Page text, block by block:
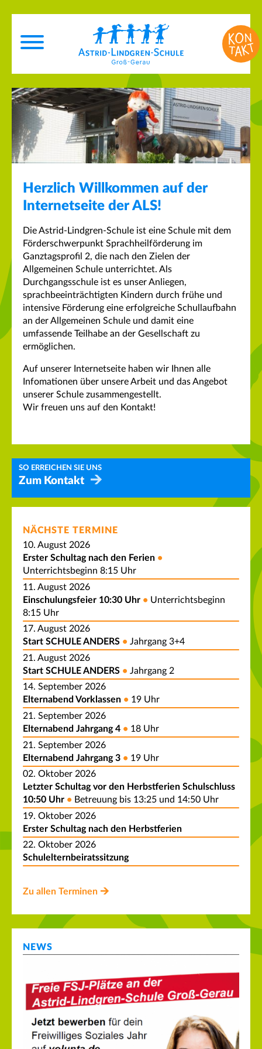
Herzlich Willkommen auf der
Internetseite der ALS!
Die Astrid-Lindgren-Schule ist eine Schule mit dem
Förderschwerpunkt Sprachheilförderung im
Ganztagsprofil 2, die nach den Zielen der
Allgemeinen Schule unterrichtet. Als
Durchgangsschule ist es unser Anliegen,
sprachbeeinträchtigten Kindern durch frühe und
intensive Förderung eine erfolgreiche Schullaufbahn
an der Allgemeinen Schule und damit eine
umfassende Teilhabe an der Gesellschaft zu
ermöglichen.
Auf unserer Internetseite haben wir Ihnen alle
Infomationen über unsere Arbeit und das Angebot
unserer Schule zusammengestellt.
Wir freuen uns auf den Kontakt!
SO ERREICHEN SIE UNS
Zum Kontakt
NÄCHSTE TERMINE
10. August 2026
Erster Schultag nach den Ferien
Unterrichtsbeginn 8:15 Uhr
11. August 2026
Einschulungsfeier 10:30 Uhr
Unterrichtsbeginn
8:15 Uhr
17. August 2026
Start SCHULE ANDERS
Jahrgang 3+4
21. August 2026
Start SCHULE ANDERS
Jahrgang 2
14. September 2026
Elternabend Vorklassen
19 Uhr
21. September 2026
Elternabend Jahrgang 4
18 Uhr
21. September 2026
Elternabend Jahrgang 3
19 Uhr
02. Oktober 2026
Letzter Schultag vor den Herbstferien Schulschluss
10:50 Uhr
Betreuung bis 13:25 und 14:50 Uhr
19. Oktober 2026
Erster Schultag nach den Herbstferien
22. Oktober 2026
Schulelternbeiratssitzung
Zu allen Terminen
NEWS